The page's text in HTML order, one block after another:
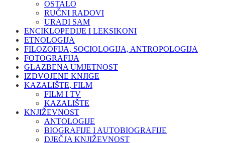
OSTALO
RUČNI RADOVI
URADI SAM
ENCIKLOPEDIJE I LEKSIKONI
ETNOLOGIJA
FILOZOFIJA, SOCIOLOGIJA, ANTROPOLOGIJA
FOTOGRAFIJA
GLAZBENA UMJETNOST
IZDVOJENE KNJIGE
KAZALIŠTE, FILM
FILM I TV
KAZALIŠTE
KNJIŽEVNOST
ANTOLOGIJE
BIOGRAFIJE I AUTOBIOGRAFIJE
DJEČJA KNJIŽEVNOST